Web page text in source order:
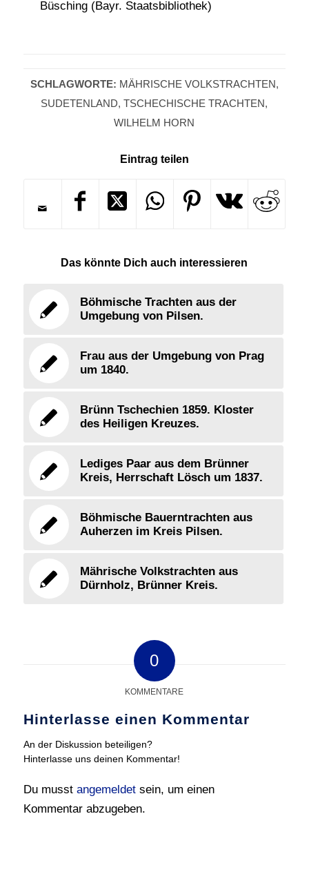
Büsching (Bayr. Staatsbibliothek)
SCHLAGWORTE: MÄHRISCHE VOLKSTRACHTEN,
SUDETENLAND,TSCHECHISCHE TRACHTEN,
WILHELM HORN
Eintrag teilen
Das könnte Dich auch interessieren
Böhmische Trachten aus der
Umgebung von Pilsen.
Frau aus der Umgebung von Prag
um 1840.
Brünn Tschechien 1859. Kloster
des Heiligen Kreuzes.
Lediges Paar aus dem Brünner
Kreis, Herrschaft Lösch um 1837.
Böhmische Bauerntrachten aus
Auherzen im Kreis Pilsen.
Mährische Volkstrachten aus
Dürnholz, Brünner Kreis.
0
KOMMENTARE
Hinterlasse einen Kommentar
An der Diskussion beteiligen?
Hinterlasse uns deinen Kommentar!
Du musst angemeldetsein, um einen
Kommentar abzugeben.